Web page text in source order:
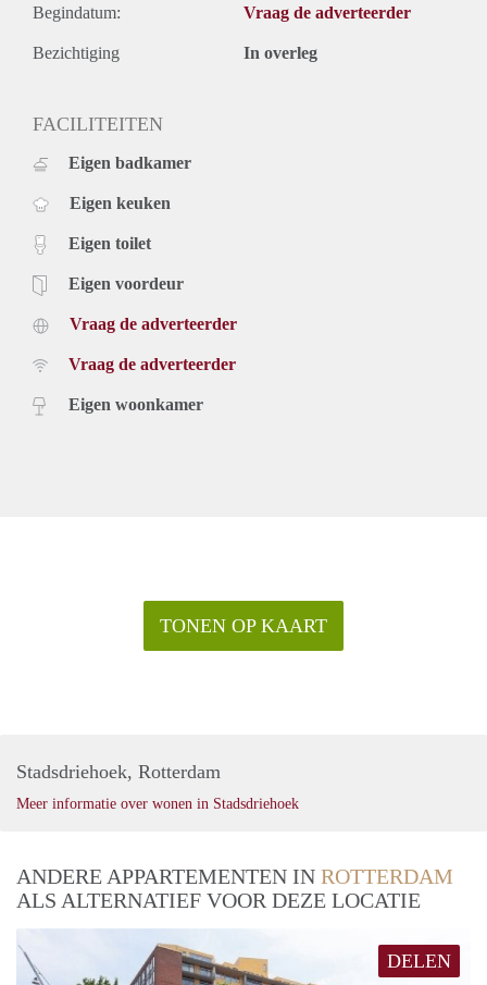
belastingen). Inclusief stoffering en keukenapparatuur.
De genoemde huurprijs is op basis van minimaal 1 jaar. Bij
Voor meer informatie en bezichtigingen kunt u contact met
Begindatum: Vraag de adverteerder
Bezichtiging In overleg
FACILITEITEN
Eigen badkamer
Eigen keuken
Eigen toilet
Eigen voordeur
Vraag de adverteerder
Vraag de adverteerder
Eigen woonkamer
TONEN OP KAART
Stadsdriehoek, Rotterdam
Meer informatie over wonen in Stadsdriehoek
ANDERE APPARTEMENTEN IN ROTTERDAM
ALS ALTERNATIEF VOOR DEZE LOCATIE
DELEN